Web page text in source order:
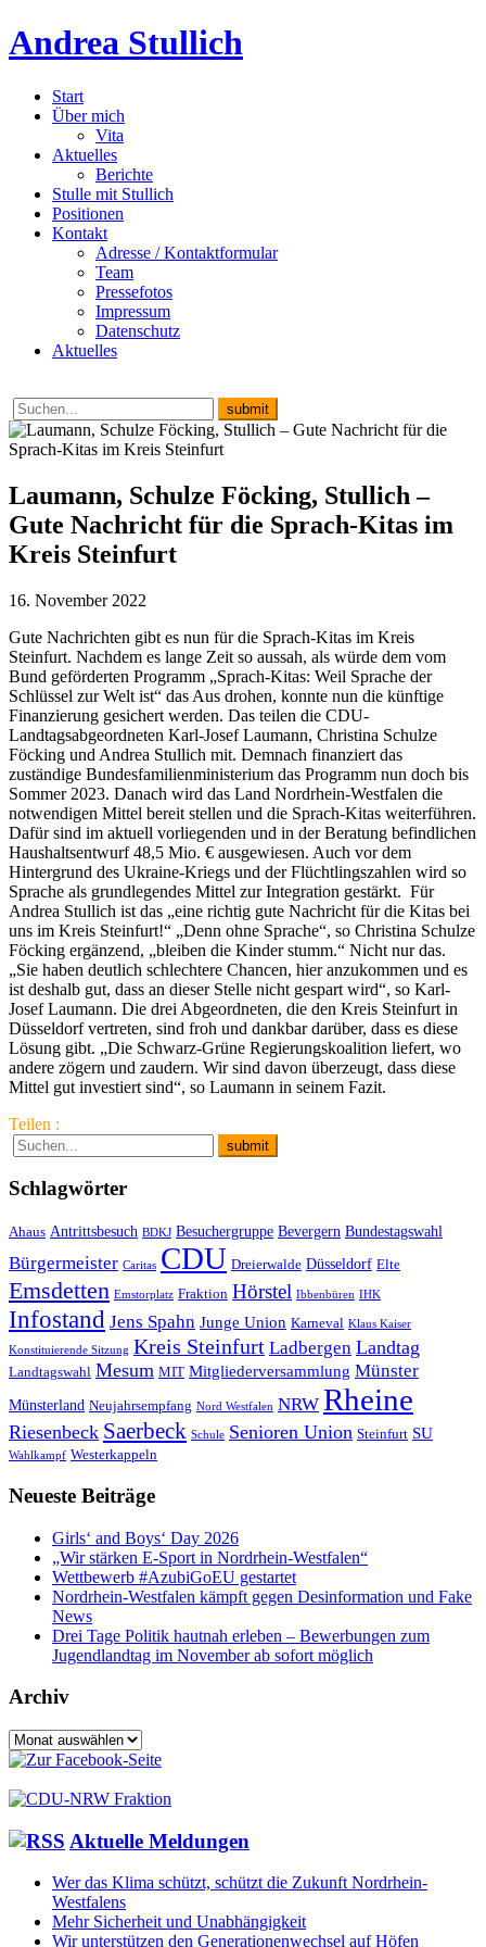
Andrea Stullich
Start
Über mich
Vita
Aktuelles
Berichte
Stulle mit Stullich
Positionen
Kontakt
Adresse / Kontaktformular
Team
Pressefotos
Impressum
Datenschutz
Aktuelles
Laumann, Schulze Föcking, Stullich –
Gute Nachricht für die Sprach-Kitas im
Kreis Steinfurt
16. November 2022
Gute Nachrichten gibt es nun für die Sprach-Kitas im Kreis
Steinfurt. Nachdem es lange Zeit so aussah, als würde dem vom
Bund geförderten Programm „Sprach-Kitas: Weil Sprache der
Schlüssel zur Welt ist“ das Aus drohen, konnte nun die künftige
Finanzierung gesichert werden. Das teilen die CDU-
Landtagsabgeordneten Karl-Josef Laumann, Christina Schulze
Föcking und Andrea Stullich mit. Demnach finanziert das
zuständige Bundesfamilienministerium das Programm nun doch bis
Sommer 2023. Danach wird das Land Nordrhein-Westfalen die
notwendigen Mittel bereit stellen und die Sprach-Kitas weiterführen.
Dafür sind im aktuell vorliegenden und in der Beratung befindlichen
Haushaltsentwurf 48,5 Mio. € ausgewiesen. Auch vor dem
Hintergrund des Ukraine-Kriegs und der Flüchtlingszahlen wird so
Sprache als grundlegendes Mittel zur Integration gestärkt. Für
Andrea Stullich ist das „eine richtig gute Nachricht für die Kitas bei
uns im Kreis Steinfurt!“ „Denn ohne Sprache“, so Christina Schulze
Föcking ergänzend, „bleiben die Kinder stumm.“ Nicht nur das.
„Sie haben deutlich schlechtere Chancen, hier anzukommen und es
ist deshalb gut, dass an dieser Stelle nicht gespart wird“, so Karl-
Josef Laumann. Die drei Abgeordneten, die den Kreis Steinfurt in
Düsseldorf vertreten, sind froh und dankbar darüber, dass es diese
Lösung gibt. „Die Schwarz-Grüne Regierungskoalition liefert, wo
andere zögern und zaudern. Wir sind davon überzeugt, dass diese
Mittel gut investiert sind“, so Laumann in seinem Fazit.
Teilen :
Schlagwörter
Ahaus Antrittsbesuch BDKJ Besuchergruppe Bevergern Bundestagswahl
Bürgermeister Caritas CDU Dreierwalde Düsseldorf Elte
Emsdetten Emstorplatz Fraktion Hörstel Ibbenbüren IHK
Infostand Jens Spahn Junge Union Karneval Klaus Kaiser
Konstituierende Sitzung Kreis Steinfurt Ladbergen Landtag
Landtagswahl Mesum MIT Mitgliederversammlung Münster
Münsterland Neujahrsempfang Nord Westfalen NRW Rheine
Riesenbeck Saerbeck Schule Senioren Union Steinfurt SU
Wahlkampf Westerkappeln
Neueste Beiträge
Girls‘ and Boys‘ Day 2026
„Wir stärken E-Sport in Nordrhein-Westfalen“
Wettbewerb #AzubiGoEU gestartet
Nordrhein-Westfalen kämpft gegen Desinformation und Fake
News
Drei Tage Politik hautnah erleben – Bewerbungen zum
Jugendlandtag im November ab sofort möglich
Archiv
Archiv
Aktuelle Meldungen
Wer das Klima schützt, schützt die Zukunft Nordrhein-
Westfalens
Mehr Sicherheit und Unabhängigkeit
Wir unterstützen den Generationenwechsel auf Höfen